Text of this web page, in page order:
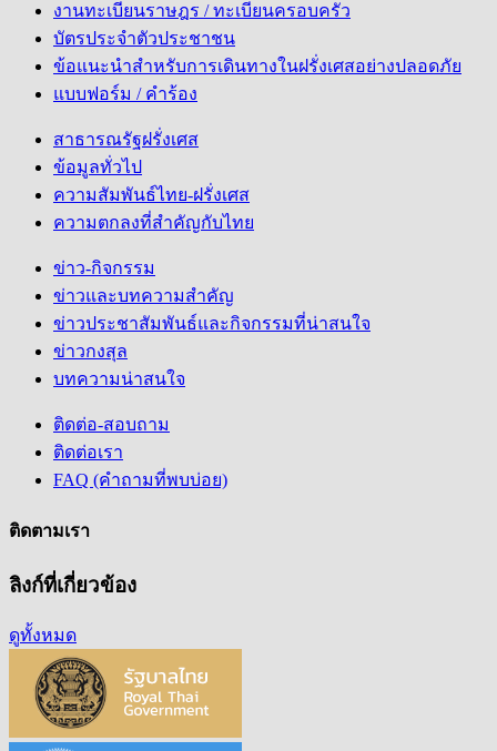
งานทะเบียนราษฎร / ทะเบียนครอบครัว
บัตรประจำตัวประชาชน
ข้อแนะนำสำหรับการเดินทางในฝรั่งเศสอย่างปลอดภัย
แบบฟอร์ม / คำร้อง
สาธารณรัฐฝรั่งเศส
ข้อมูลทั่วไป
ความสัมพันธ์ไทย-ฝรั่งเศส
ความตกลงที่สำคัญกับไทย
ข่าว-กิจกรรม
ข่าวและบทความสำคัญ
ข่าวประชาสัมพันธ์และกิจกรรมที่น่าสนใจ
ข่าวกงสุล
บทความน่าสนใจ
ติดต่อ-สอบถาม
ติดต่อเรา
FAQ (คำถามที่พบบ่อย)
ติดตามเรา
ลิงก์ที่เกี่ยวข้อง
ดูทั้งหมด